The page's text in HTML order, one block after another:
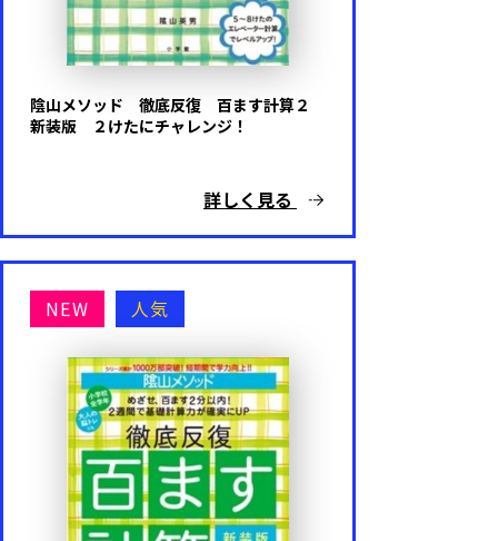
陰山メソッド 徹底反復 百ます計算２
新装版 ２けたにチャレンジ！
詳しく見る
NEW 人気